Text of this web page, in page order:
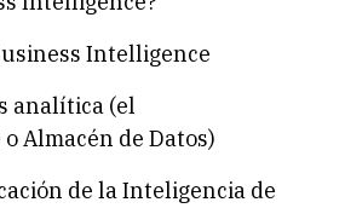
Intelligence
analítica (el
Almacén de Datos)
de la Inteligencia de